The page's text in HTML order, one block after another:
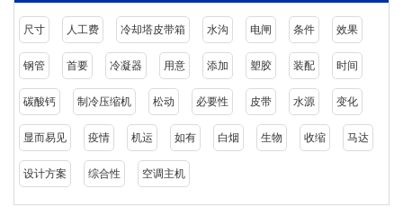
尺寸 人工费 冷却塔皮带箱 水沟 电闸 条件 效果
钢管 首要 冷凝器 用意 添加 塑胶 装配 时间
碳酸钙 制冷压缩机 松动 必要性 皮带 水源 变化
显而易见 疫情 机运 如有 白烟 生物 收缩 马达
设计方案 综合性 空调主机